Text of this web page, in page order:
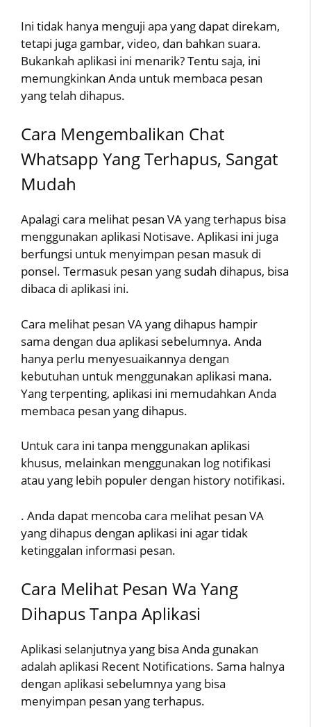
Ini tidak hanya menguji apa yang dapat direkam,
tetapi juga gambar, video, dan bahkan suara.
Bukankah aplikasi ini menarik? Tentu saja, ini
memungkinkan Anda untuk membaca pesan
yang telah dihapus.
Cara Mengembalikan Chat
Whatsapp Yang Terhapus, Sangat
Mudah
Apalagi cara melihat pesan VA yang terhapus bisa
menggunakan aplikasi Notisave. Aplikasi ini juga
berfungsi untuk menyimpan pesan masuk di
ponsel. Termasuk pesan yang sudah dihapus, bisa
dibaca di aplikasi ini.
Cara melihat pesan VA yang dihapus hampir
sama dengan dua aplikasi sebelumnya. Anda
hanya perlu menyesuaikannya dengan
kebutuhan untuk menggunakan aplikasi mana.
Yang terpenting, aplikasi ini memudahkan Anda
membaca pesan yang dihapus.
Untuk cara ini tanpa menggunakan aplikasi
khusus, melainkan menggunakan log notifikasi
atau yang lebih populer dengan history notifikasi.
. Anda dapat mencoba cara melihat pesan VA
yang dihapus dengan aplikasi ini agar tidak
ketinggalan informasi pesan.
Cara Melihat Pesan Wa Yang
Dihapus Tanpa Aplikasi
Aplikasi selanjutnya yang bisa Anda gunakan
adalah aplikasi Recent Notifications. Sama halnya
dengan aplikasi sebelumnya yang bisa
menyimpan pesan yang terhapus.